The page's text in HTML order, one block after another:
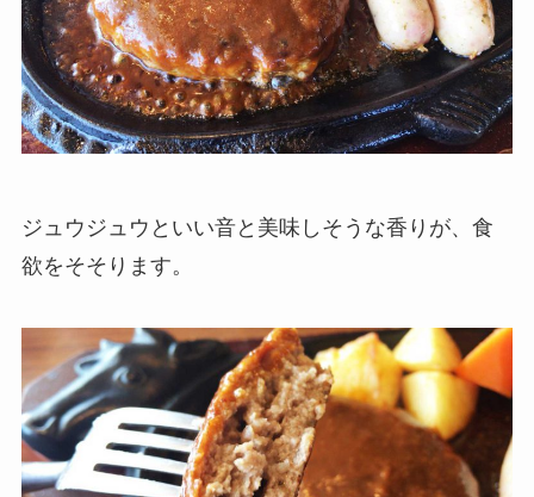
ジュウジュウといい音と美味しそうな香りが、食
欲をそそります。